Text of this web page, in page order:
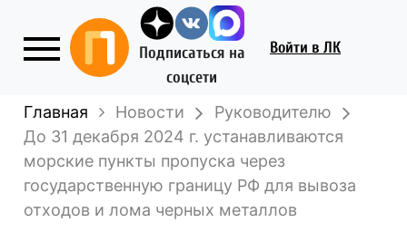
Подписаться на
соцсети
Войти в ЛК
Главная Новости
Руководителю
До 31 декабря 2024 г. устанавливаются
морские пункты пропуска через
государственную границу РФ для вывоза
отходов и лома черных металлов